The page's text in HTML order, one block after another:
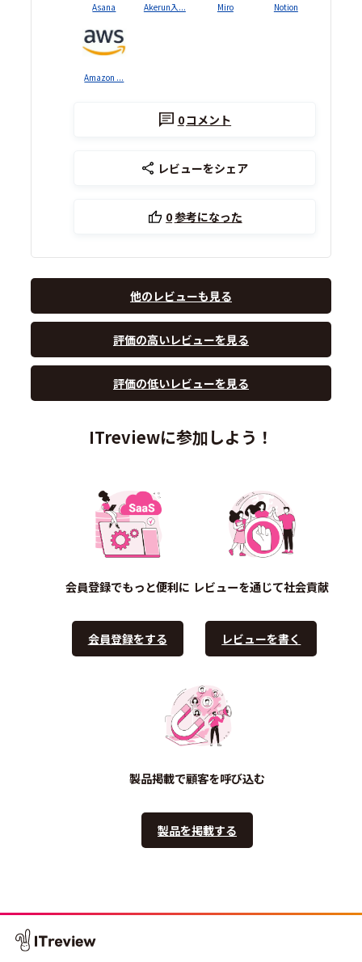
Asana Akerun入... Miro Notion
Amazon ...
0コメント
レビューをシェア
0参考になった
他のレビューも見る
評価の高いレビューを見る
評価の低いレビューを見る
ITreviewに参加しよう！
会員登録でもっと便利に
会員登録をする
レビューを通じて社会貢献
レビューを書く
製品掲載で顧客を呼び込む
製品を掲載する